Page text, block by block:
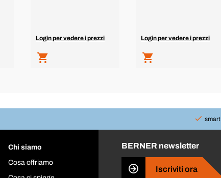
Login per vedere i prezzi Login per vedere i prezzi
smart
Chi siamo
Cosa offriamo
BERNER newsletter
Iscriviti ora